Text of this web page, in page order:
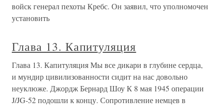
войск генерал пехоты Кребс. Он заявил, что уполномочен
установить
Глава 13. Капитуляция
Глава 13. Капитуляция Мы все дикари в глубине сердца,
и мундир цивилизованности сидит на нас довольно
неуклюже. Джордж Бернард Шоу К 8 мая 1945 операции
J/JG-52 подошли к концу. Сопротивление немцев в